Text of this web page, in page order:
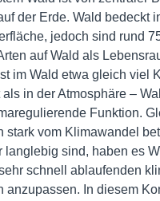
der Erde. Wald bedeckt
jedoch sind rund
auf Wald als
im Wald etwa gleich viel
in der Atmosphäre –
Funktion.
stark vom Klimawandel
langlebig sind, haben es
schnell ablaufenden
anzupassen. In diesem